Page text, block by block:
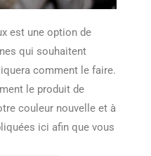
est une option de
qui souhaitent
comment le faire.
le produit de
couleur nouvelle et à
ici afin que vous